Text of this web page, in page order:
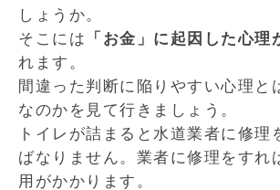
しょうか。
そこには
「お金」に起因した心理
れます。
間違った判断に陥りやすい心理と
なのかを見て行きましょう。
トイレが詰まると水道業者に修理
ばなりません。業者に修理をすれ
用がかかります。